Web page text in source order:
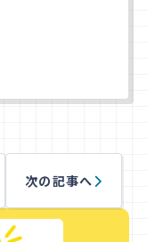
次の記事へ